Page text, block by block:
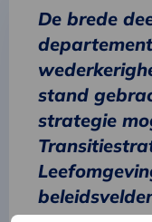
De brede
stand
strategie